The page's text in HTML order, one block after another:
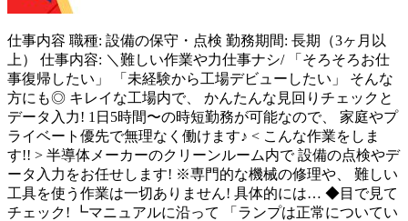
仕事内容 職種: 設備の保守・点検 勤務期間: 長期（3ヶ月以
上） 仕事内容: ＼難しい作業や力仕事ナシ/ 「そろそろお仕
事復帰したい」 「未経験から工場デビューしたい」 そんな
方にも◎ キレイな工場内で、 かんたんな見回りチェックと
データ入力! 1日5時間〜の時短勤務が可能なので、 家庭やプ
ライベート優先で無理なく働けます♪ < こんな作業をしま
す!! > 半導体メーカーのクリーンルーム内で 設備の点検やデ
ータ入力をお任せします! ※専門的な機械の修理や、 難しい
工具を使う作業は一切ありません! 具体的には… ◆目で見て
チェック! ┗マニュアルに沿って 「ランプは正常についてい